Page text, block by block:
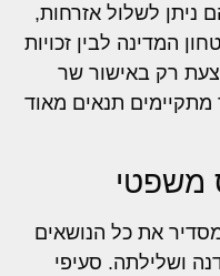
ניתן לשלול אזרחות,
המדינה לבין זכויות
רק באישור שר
תנאים מאוד
משפטי
התשי"ב–1952, מסדיר את כל הנושאים
ושלילתה. סעיפי